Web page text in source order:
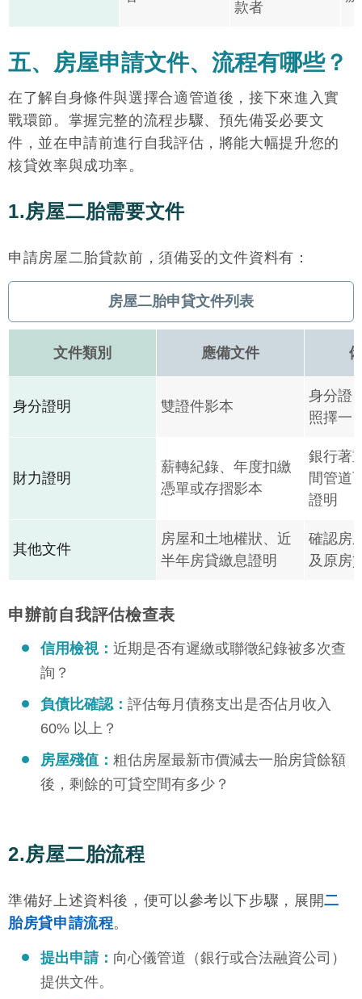
款者
五、房屋申請文件、流程有哪些？
在了解自身條件與選擇合適管道後，接下來進入實
戰環節。掌握完整的流程步驟、預先備妥必要文
件，並在申請前進行自我評估，將能大幅提升您的
核貸效率與成功率。
1.房屋二胎需要文件
申請房屋二胎貸款前，須備妥的文件資料有：
房屋二胎申貸文件列表
文件類別 應備文件
身分證明 雙證件影本
身分證
照擇一
財力證明
薪轉紀錄、年度扣繳
憑單或存摺影本
銀行著
間管道
證明
其他文件
房屋和土地權狀、近
半年房貸繳息證明
確認房
及原房
申辦前自我評估檢查表
信用檢視： 近期是否有遲繳或聯徵紀錄被多次查
詢？
負債比確認： 評估每月債務支出是否佔月收入
60% 以上？
房屋殘值： 粗估房屋最新市價減去一胎房貸餘額
後，剩餘的可貸空間有多少？
2.房屋二胎流程
準備好上述資料後，便可以參考以下步驟，展開二
胎房貸申請流程。
提出申請： 向心儀管道（銀行或合法融資公司）
提供文件。